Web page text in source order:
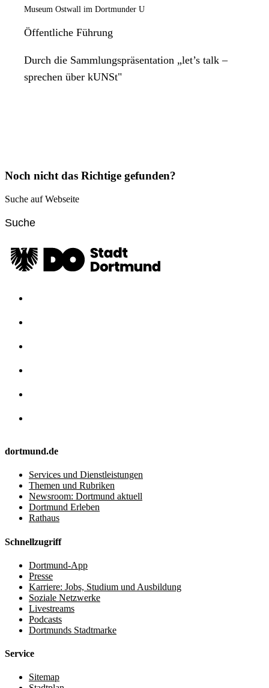
Museum Ostwall im Dortmunder U
Öffentliche Führung
Durch die Sammlungspräsentation „let’s talk –
sprechen über kUNSt"
Noch nicht das Richtige gefunden?
Suche auf Webseite
dortmund.de
Services und Dienstleistungen
Themen und Rubriken
Newsroom: Dortmund aktuell
Dortmund Erleben
Rathaus
Schnellzugriff
Dortmund-App
Presse
Karriere: Jobs, Studium und Ausbildung
Soziale Netzwerke
Livestreams
Podcasts
Dortmunds Stadtmarke
Service
Sitemap